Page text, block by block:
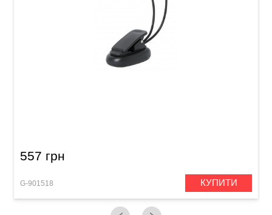
557 грн
G-901518 КУПИТИ